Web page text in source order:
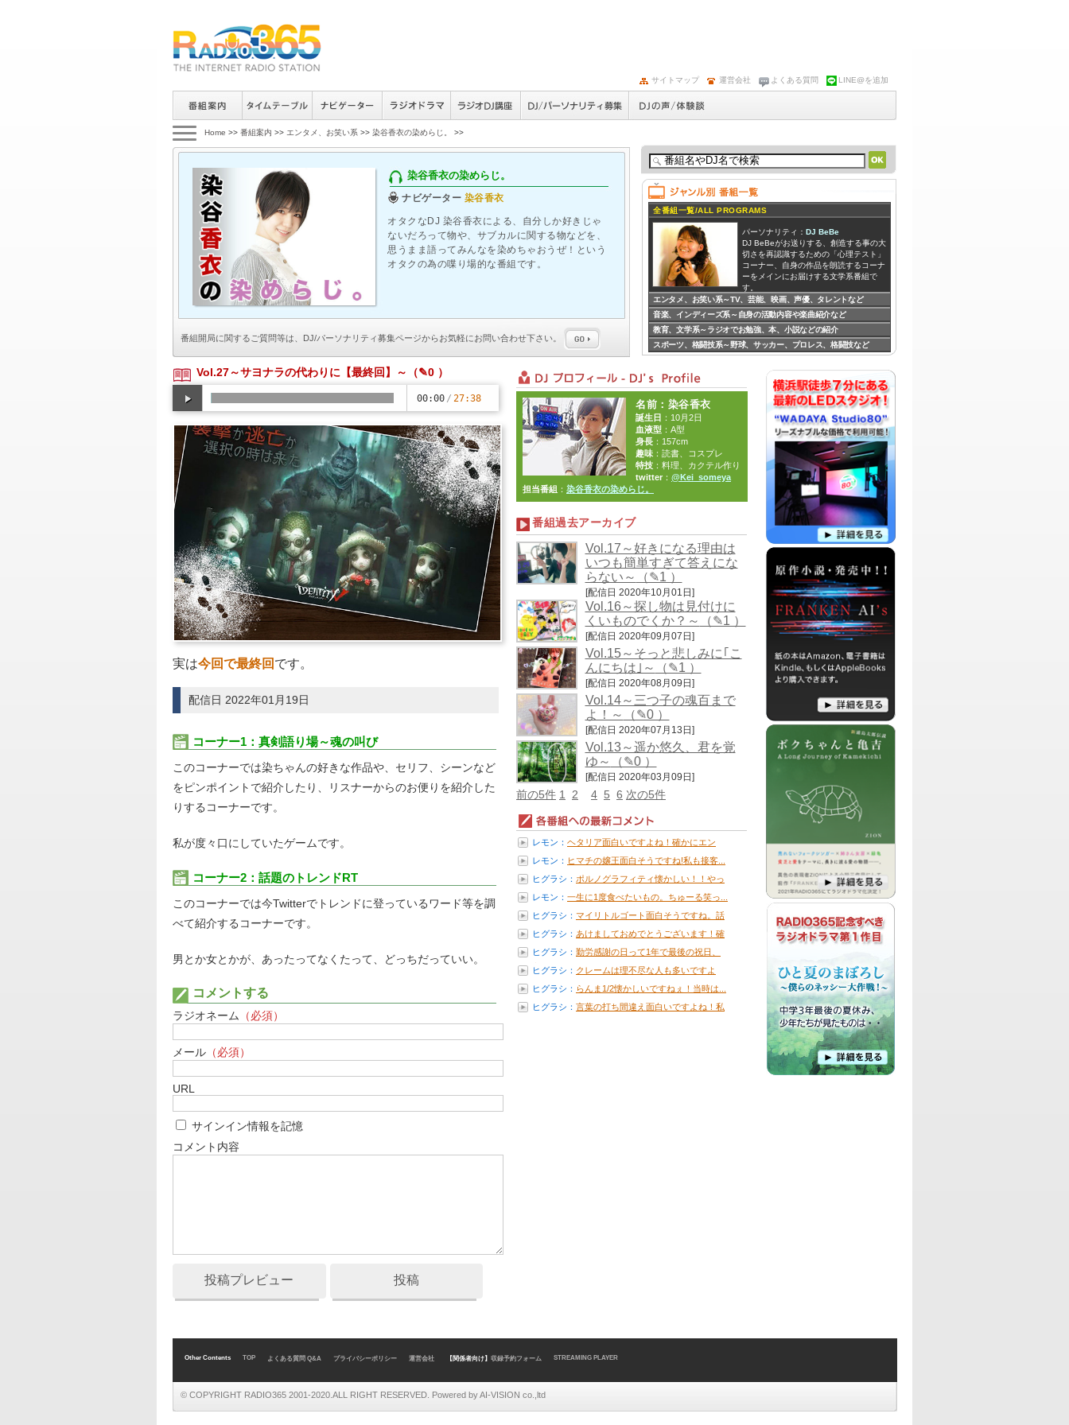
サイトマップ 運営会社 よくある質問 LINE@を追加
Home >> 番組案内 >> エンタメ、お笑い系 >> 染谷香衣の染めらじ。 >>
染谷香衣の染めらじ。
ナビゲーター 染谷香衣
オタクなDJ 染谷香衣による、自分しか好きじゃ
ないだろって物や、サブカルに関する物などを、
思うまま語ってみんなを染めちゃおうぜ！という
オタクの為の喋り場的な番組です。
番組開局に関するご質問等は、 DJ/パーソナリティ募集ページからお気軽にお問い合わせ下さい。
Vol.27～サヨナラの代わりに【最終回】～ （✎0 ）
00:00 / 27:38
実は今回で最終回 です。
配信日 2022年01月19日
コーナー1：真剣語り場～魂の叫び
このコーナーでは染ちゃんの好きな作品や、セリフ、シーンなど
をピンポイントで紹介したり、リスナーからのお便りを紹介した
りするコーナーです。
私が度々口にしていたゲームです。
コーナー2：話題のトレンドRT
このコーナーでは今Twitterでトレンドに登っているワード等を調
べて紹介するコーナーです。
男とか女とかが、あったってなくたって、どっちだっていい。
コメントする
ラジオネーム （必須）
メール （必須）
URL
サインイン情報を記憶
コメント内容
投稿プレビュー 投稿
名前 ：染谷香衣
誕生日 ：10月2日
血液型 ：A型
身長 ：157cm
趣味 ：読書、コスプレ
特技 ：料理、カクテル作り
twitter ： @Kei_someya
担当番組 ： 染谷香衣の染めらじ。
番組過去アーカイブ
Vol.17～好きになる理由は
いつも簡単すぎて答えにな
らない～
（✎1 ）
[配信日 2020年10月01日]
Vol.16～探し物は見付けに
くいものでくか？～
（✎1 ）
[配信日 2020年09月07日]
Vol.15～そっと悲しみに｢こ
んにちは｣～
（✎1 ）
[配信日 2020年08月09日]
Vol.14～三つ子の魂百まで
よ！～
（✎0 ）
[配信日 2020年07月13日]
Vol.13～遥か悠久、君を覚
ゆ～
（✎0 ）
[配信日 2020年03月09日]
前の5件 1 2 4 5 6 次の5件
レモン： ヘタリア面白いですよね！確かにエン
デ...
レモン： ヒマチの嬢王面白そうですね!私も接客...
ヒグラシ： ポルノグラフィティ懐かしい！！やっ
ぱ...
レモン： 一生に1度食べたいもの。ちゅーる笑っ...
ヒグラシ： マイリトルゴート面白そうですね。話
聞...
ヒグラシ： あけましておめでとうございます！確
か...
ヒグラシ： 勤労感謝の日って1年で最後の祝日、
言...
ヒグラシ： クレームは理不尽な人も多いですよ
ね。...
ヒグラシ： らんま1/2懐かしいですねぇ！当時は...
ヒグラシ： 言葉の打ち間違え面白いですよね！私
全番組一覧/ALL PROGRAMS
パーソナリティ： DJ BeBe
DJ BeBeがお送りする、創造する事の大
切さを再認識するための「心理テスト」
コーナー、自身の作品を朗読するコーナ
ーをメインにお届けする文学系番組で
す。
パーソナリティ：ZION、Kimmy
RADIO365を代表するDJ達による、イン
ディーズミュージシャンの音源を紹介し
ながら、哲学する音楽バラエティ番組で
パーソナリティ：ちゃっぴー
草食系腐女子ちゃっぴーが「ちゃっぴー
はほんと料理下手だなあ・・」と言われ
た事を発端に「番組内で花嫁修業でもし
ちゃう？」という軽乗りで決まったお料
理番組です！
パーソナリティ：真田侑果
オトナ女子真田侑果が「チョットだけた
めになる」をテーマに私視点でおもしろ
おかしく、時には真面目にトークする番
パーソナリティ：ちゃっぴー
いつかの売れっ子MC、ナレーターを目
指す「DJ ちゃっぴー」がお送りする、
お気に入り情報、ハワイに関する情報を
紹介する番組です。
この番組は映像作家 山本輔が映画や、映
像の話題を主軸に語ったり、毎回テーマ
を決めて独自の視点で世相を語る教育バ
パーソナリティ：
湘南の占い師・富岡紗和子による、 『聞
くだけで運気が上がる』と話題のトーク
パーソナリティ：DJ CHERRY
CHERRYの趣味や好きなものについて熱
く、激しく、時にはまったりと、気まま
にトークしていく番組です。
パーソナリティ：DJ TOM
今世間を賑わせている様々なニュースを
ピックアップしたり、毎回テーマを決め
てゲストさんと一緒にブギウギしちゃう
番組です。
パーソナリティ： UME
UMEによる、政治・経済、エンターテイ
ンメントからスポーツまでの、様々な数
字にフューチャーをして、皆様に分かり
やすく伝えていく番組です。
パーソナリティ：DJ Kimmy
は、ストレスを受けやすい、20代OLの
お笑いコンビ弾力素材のリアルと、皆様
エンタメ、お笑い系～TV、芸能、映画、声優、タレントなど
音楽、インディーズ系～自身の活動内容や楽曲紹介など
教育、文学系～ラジオでお勉強、本、小説などの紹介
スポーツ、格闘技系～野球、サッカー、プロレス、格闘技など
Other Contents TOP よくある質問 Q&A プライバシーポリシー 運営会社 【関係者向け】 収録予約フォーム STREAMING PLAYER
© COPYRIGHT RADIO365 2001-2020.ALL RIGHT RESERVED. Powered by AI-VISION co.,ltd